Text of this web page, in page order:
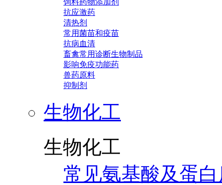
饲料药物添加剂
抗应激药
清热剂
常用菌苗和疫苗
抗病血清
畜禽常用诊断生物制品
影响免疫功能药
兽药原料
抑制剂
生物化工
生物化工
常见氨基酸及蛋